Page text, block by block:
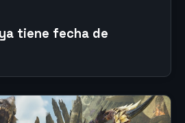
tiene fecha de